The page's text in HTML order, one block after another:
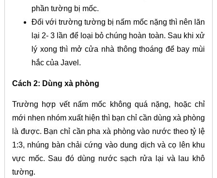
phần tường bị mốc.
Đối với trường tường bị nấm mốc nặng thì nên lăn
lại 2- 3 lần để loại bỏ chúng hoàn toàn. Sau khi xử
lý xong thì mở cửa nhà thông thoáng để bay mùi
hắc của Javel.
Cách 2: Dùng xà phòng
Trường hợp vết nấm mốc không quá nặng, hoặc chỉ
mới nhen nhóm xuất hiện thì bạn chỉ cần dùng xà phòng
là được. Bạn chỉ cần pha xà phòng vào nước theo tỷ lệ
1:3, nhúng bàn chải cứng vào dung dịch và cọ lên khu
vực mốc. Sau đó dùng nước sạch rửa lại và lau khô
tường.